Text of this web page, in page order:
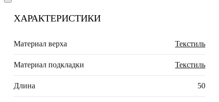
ХАРАКТЕРИСТИКИ
Материал верха Текстиль
Материал подкладки Текстиль
Длина 50